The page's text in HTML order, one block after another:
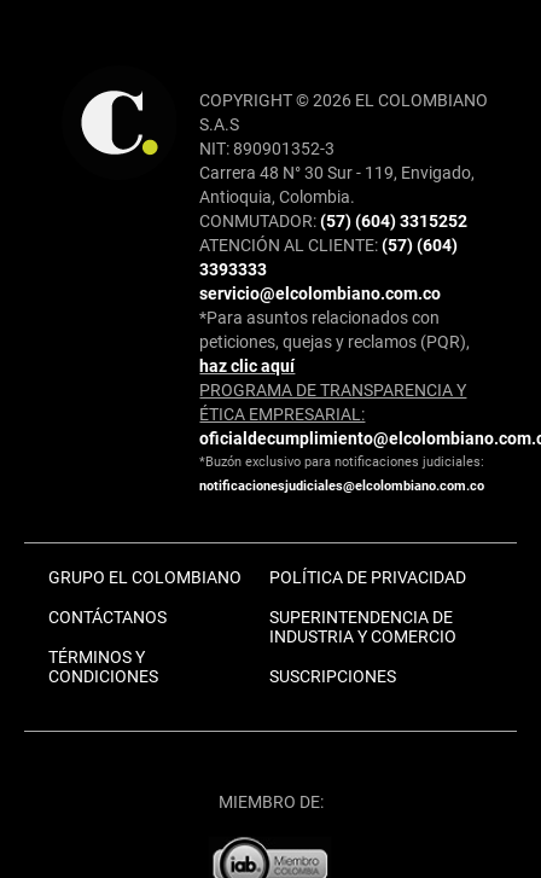
COPYRIGHT © 2026 EL COLOMBIANO
S.A.S
NIT: 890901352-3
Carrera 48 N° 30 Sur - 119, Envigado,
Antioquia, Colombia.
CONMUTADOR:(57) (604) 3315252
ATENCIÓN AL CLIENTE:(57) (604)
3393333
servicio@elcolombiano.com.co
*Para asuntos relacionados con
peticiones, quejas y reclamos (PQR),
haz clic aquí
PROGRAMA DE TRANSPARENCIA Y
ÉTICA EMPRESARIAL:
*Buzón exclusivo para notificaciones judiciales:
notificacionesjudiciales@elcolombiano.com.co
GRUPO EL COLOMBIANO
CONTÁCTANOS
TÉRMINOS Y
CONDICIONES
POLÍTICA DE PRIVACIDAD
SUPERINTENDENCIA DE
INDUSTRIA Y COMERCIO
SUSCRIPCIONES
MIEMBRO DE: